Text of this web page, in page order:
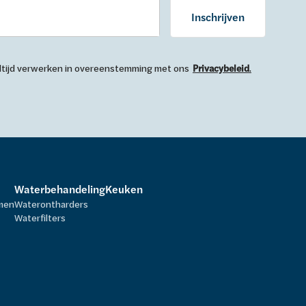
Inschrijven
verwerken in overeenstemming met ons Privacybeleid.
Waterbehandeling
Waterontharders
Waterfilters
Keuken